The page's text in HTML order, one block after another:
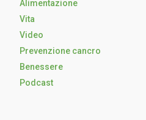
Alimentazione
Vita
Video
Prevenzione cancro
Benessere
Podcast